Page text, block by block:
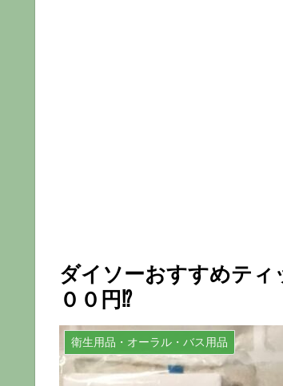
ダイソーおすすめティ
００円⁉
衛生用品・オーラル・バス用品